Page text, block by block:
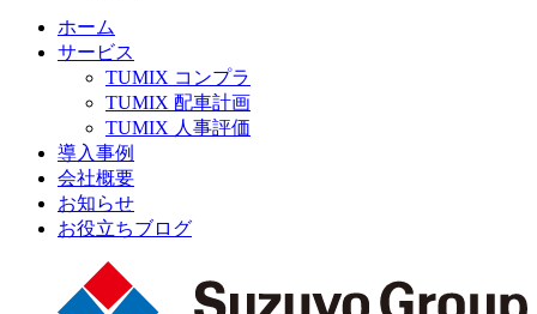
ホーム
サービス
TUMIX コンプラ
TUMIX 配車計画
TUMIX 人事評価
導入事例
会社概要
お知らせ
お役立ちブログ